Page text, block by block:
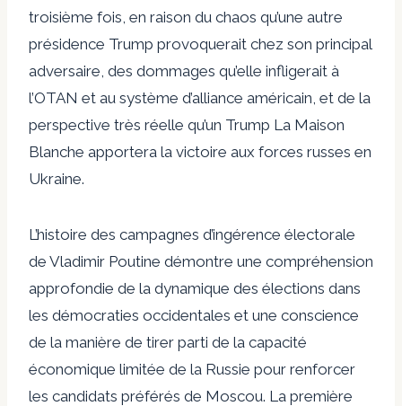
troisième fois, en raison du chaos qu’une autre
présidence Trump provoquerait chez son principal
adversaire, des dommages qu’elle infligerait à
l’OTAN et au système d’alliance américain, et de la
perspective très réelle qu’un Trump La Maison
Blanche apportera la victoire aux forces russes en
Ukraine.
L’histoire des campagnes d’ingérence électorale
de Vladimir Poutine démontre une compréhension
approfondie de la dynamique des élections dans
les démocraties occidentales et une conscience
de la manière de tirer parti de la capacité
économique limitée de la Russie pour renforcer
les candidats préférés de Moscou. La première